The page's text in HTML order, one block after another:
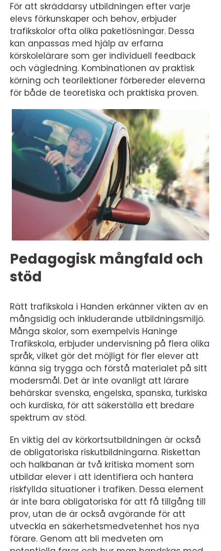
För att skräddarsy utbildningen efter varje
elevs förkunskaper och behov, erbjuder
trafikskolor ofta olika paketlösningar. Dessa
kan anpassas med hjälp av erfarna
körskolelärare som ger individuell feedback
och vägledning. Kombinationen av praktisk
körning och teorilektioner förbereder eleverna
för både de teoretiska och praktiska proven.
Pedagogisk mångfald och
stöd
Rätt trafikskola i Handen erkänner vikten av en
mångsidig och inkluderande utbildningsmiljö.
Många skolor, som exempelvis Haninge
Trafikskola, erbjuder undervisning på flera olika
språk, vilket gör det möjligt för fler elever att
känna sig trygga och förstå materialet på sitt
modersmål. Det är inte ovanligt att lärare
behärskar svenska, engelska, spanska, turkiska
och kurdiska, för att säkerställa ett bredare
spektrum av stöd.
En viktig del av körkortsutbildningen är också
de obligatoriska riskutbildningarna. Riskettan
och halkbanan är två kritiska moment som
utbildar elever i att identifiera och hantera
riskfyllda situationer i trafiken. Dessa element
är inte bara obligatoriska för att få tillgång till
prov, utan de är också avgörande för att
utveckla en säkerhetsmedvetenhet hos nya
förare. Genom att bli medveten om